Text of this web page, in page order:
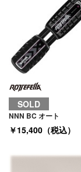
SOLD
NNN BC オート
￥15,400（税込）